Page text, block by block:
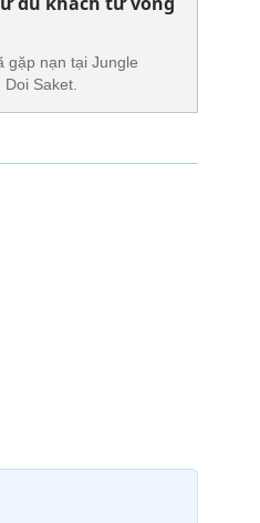
gặp nạn tại Jungle
Saket.